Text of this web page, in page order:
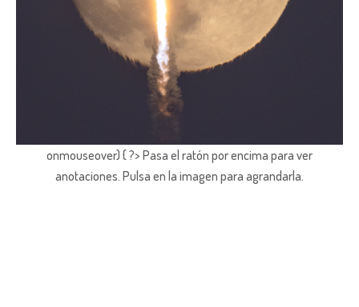
onmouseover) { ?> Pasa el ratón por encima para ver
anotaciones. Pulsa en la imagen para agrandarla.